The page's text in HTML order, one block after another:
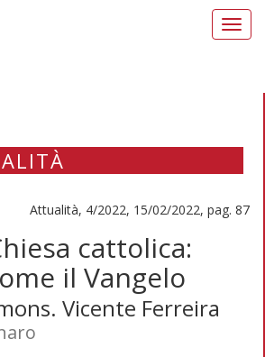
Attualità, 4/2022, 15/02/2022, pag. 87
cattolica:
il Vangelo
Vicente Ferreira